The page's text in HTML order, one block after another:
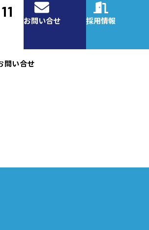
お問い合せ 採用情報
問い合せ